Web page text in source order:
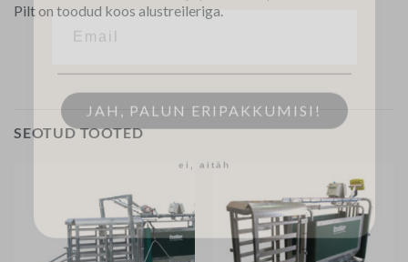
Pilt on toodud koos alustreileriga.
SEOTUD TOOTED
JAH, PALUN ERIPAKKUMISI!